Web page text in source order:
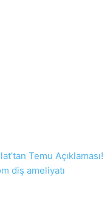
Temu Açıklaması!
diş ameliyatı